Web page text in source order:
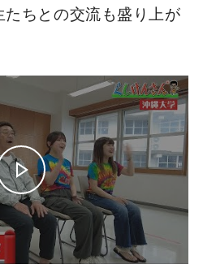
ちとの交流も盛り上が